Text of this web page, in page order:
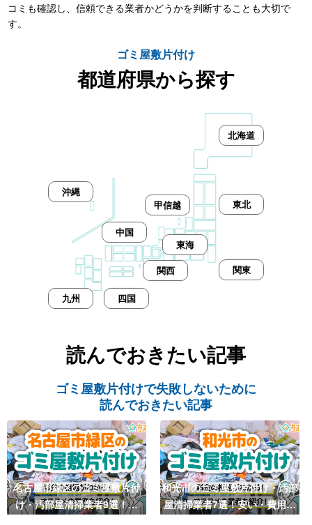
コミも確認し、信頼できる業者かどうかを判断することも大切で
す。
ゴミ屋敷片付け
都道府県から探す
北海道
東北
甲信越
東海
関東
関西
中国
四国
九州
沖縄
読んでおきたい記事
ゴミ屋敷片付けで失敗しないために
読んでおきたい記事
名古屋市緑区のゴミ屋敷片付
け・汚部屋清掃業者9選！安
和光市のゴミ屋敷片付け・汚部
屋清掃業者7選！安い・費用相